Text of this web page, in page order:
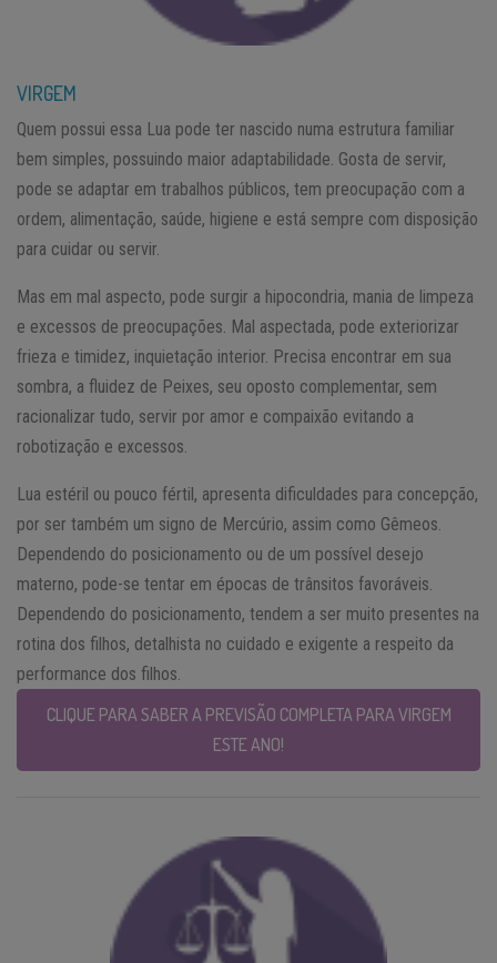
VIRGEM
Quem possui essa Lua pode ter nascido numa estrutura familiar
bem simples, possuindo maior adaptabilidade. Gosta de servir,
pode se adaptar em trabalhos públicos, tem preocupação com a
ordem, alimentação, saúde, higiene e está sempre com disposição
para cuidar ou servir.
Mas em mal aspecto, pode surgir a hipocondria, mania de limpeza
e excessos de preocupações. Mal aspectada, pode exteriorizar
frieza e timidez, inquietação interior. Precisa encontrar em sua
sombra, a fluidez de Peixes, seu oposto complementar, sem
racionalizar tudo, servir por amor e compaixão evitando a
robotização e excessos.
Lua estéril ou pouco fértil, apresenta dificuldades para concepção,
por ser também um signo de Mercúrio, assim como Gêmeos.
Dependendo do posicionamento ou de um possível desejo
materno, pode-se tentar em épocas de trânsitos favoráveis.
Dependendo do posicionamento, tendem a ser muito presentes na
rotina dos filhos, detalhista no cuidado e exigente a respeito da
performance dos filhos.
CLIQUE PARA SABER A PREVISÃO COMPLETA PARA VIRGEM
ESTE ANO!